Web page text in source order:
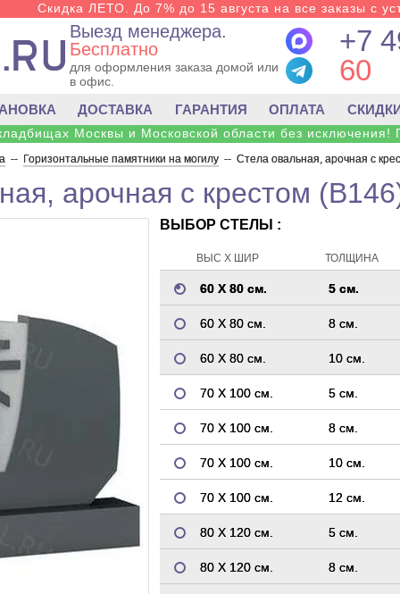
Скидка ЛЕТО. До 7% до 15 августа на все заказы с
Выезд менеджера.
Бесплатно
для оформления заказа домой или
в офис.
+7
60
ДОСТАВКА ГАРАНТИЯ ОПЛАТА
Москвы и Московской области без исключения!
-- Горизонтальные памятники на могилу -- Стела овальная, арочная с
арочная с крестом
ВЫБОР СТЕЛЫ :
ВЫС Х ШИР ТОЛЩИНА
60 Х 80 см. 5 см.
60 Х 80 см. 8 см.
60 Х 80 см. 10 см.
70 Х 100 см. 5 см.
70 Х 100 см. 8 см.
70 Х 100 см. 10 см.
70 Х 100 см. 12 см.
80 Х 120 см. 5 см.
80 Х 120 см. 8 см.